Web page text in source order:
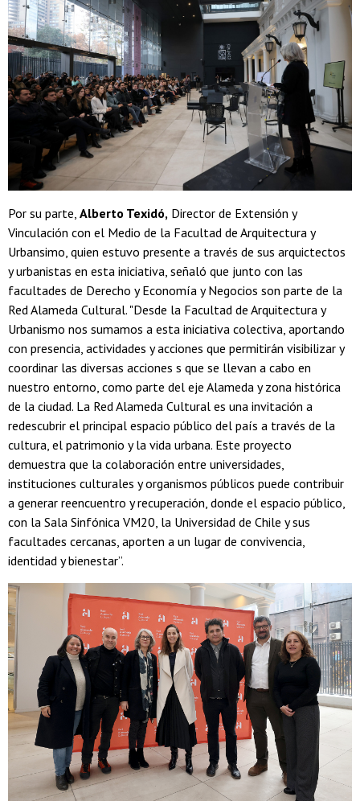
Por su parte, Alberto Texidó, Director de Extensión y
Vinculación con el Medio de la Facultad de Arquitectura y
Urbansimo, quien estuvo presente a través de sus arquictectos
y urbanistas en esta iniciativa, señaló que junto con las
facultades de Derecho y Economía y Negocios son parte de la
Red Alameda Cultural. "Desde la Facultad de Arquitectura y
Urbanismo nos sumamos a esta iniciativa colectiva, aportando
con presencia, actividades y acciones que permitirán visibilizar y
coordinar las diversas acciones s que se llevan a cabo en
nuestro entorno, como parte del eje Alameda y zona histórica
de la ciudad. La Red Alameda Cultural es una invitación a
redescubrir el principal espacio público del país a través de la
cultura, el patrimonio y la vida urbana. Este proyecto
demuestra que la colaboración entre universidades,
instituciones culturales y organismos públicos puede contribuir
a generar reencuentro y recuperación, donde el espacio público,
con la Sala Sinfónica VM20, la Universidad de Chile y sus
facultades cercanas, aporten a un lugar de convivencia,
identidad y bienestar”.